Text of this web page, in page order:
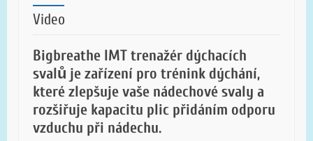
Video
Bigbreathe IMT trenažér dýchacích
svalů je zařízení pro trénink dýchání,
které zlepšuje vaše nádechové svaly a
rozšiřuje kapacitu plic přidáním odporu
vzduchu při nádechu.